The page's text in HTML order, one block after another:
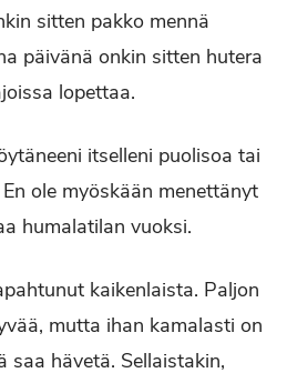
sitten pakko mennä
päivänä onkin sitten hutera
lopettaa.
itselleni puolisoa tai
ole myöskään menettänyt
humalatilan vuoksi.
kaikenlaista. Paljon
mutta ihan kamalasti on
saa hävetä. Sellaistakin,